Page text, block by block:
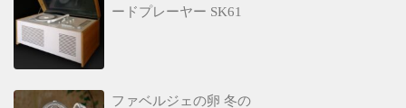
ードプレーヤー SK61
ファベルジェの卵 冬の